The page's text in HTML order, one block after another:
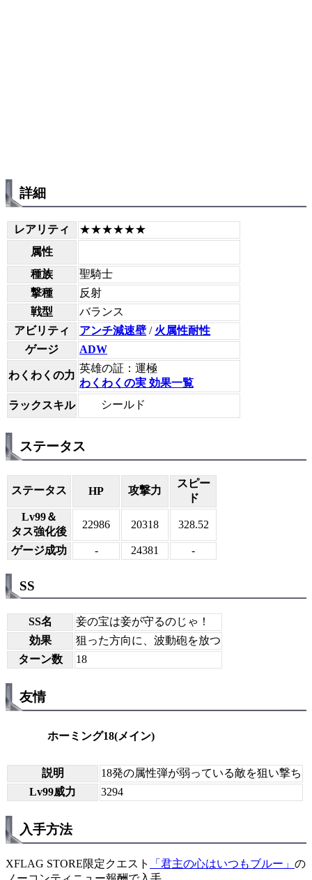
詳細
レアリティ
★★★★★★
属性
種族
聖騎士
撃種
反射
戦型
バランス
アビリティ
アンチ減速壁 / 火属性耐性
ゲージ
ADW
わくわくの力
英雄の証：運極
わくわくの実 効果一覧
ラックスキル
シールド
ステータス
ステータス HP 攻撃力
スピー
ド
Lv99＆
タス強化後
22986 20318 328.52
ゲージ成功 - 24381 -
SS
SS名
妾の宝は妾が守るのじゃ！
効果
狙った方向に、波動砲を放つ
ターン数
18
友情
ホーミング18(メイン)
説明
18発の属性弾が弱っている敵を狙い撃ち
Lv99威力
3294
入手方法
XFLAG STORE限定クエスト 「君主の心はいつもブルー」 の